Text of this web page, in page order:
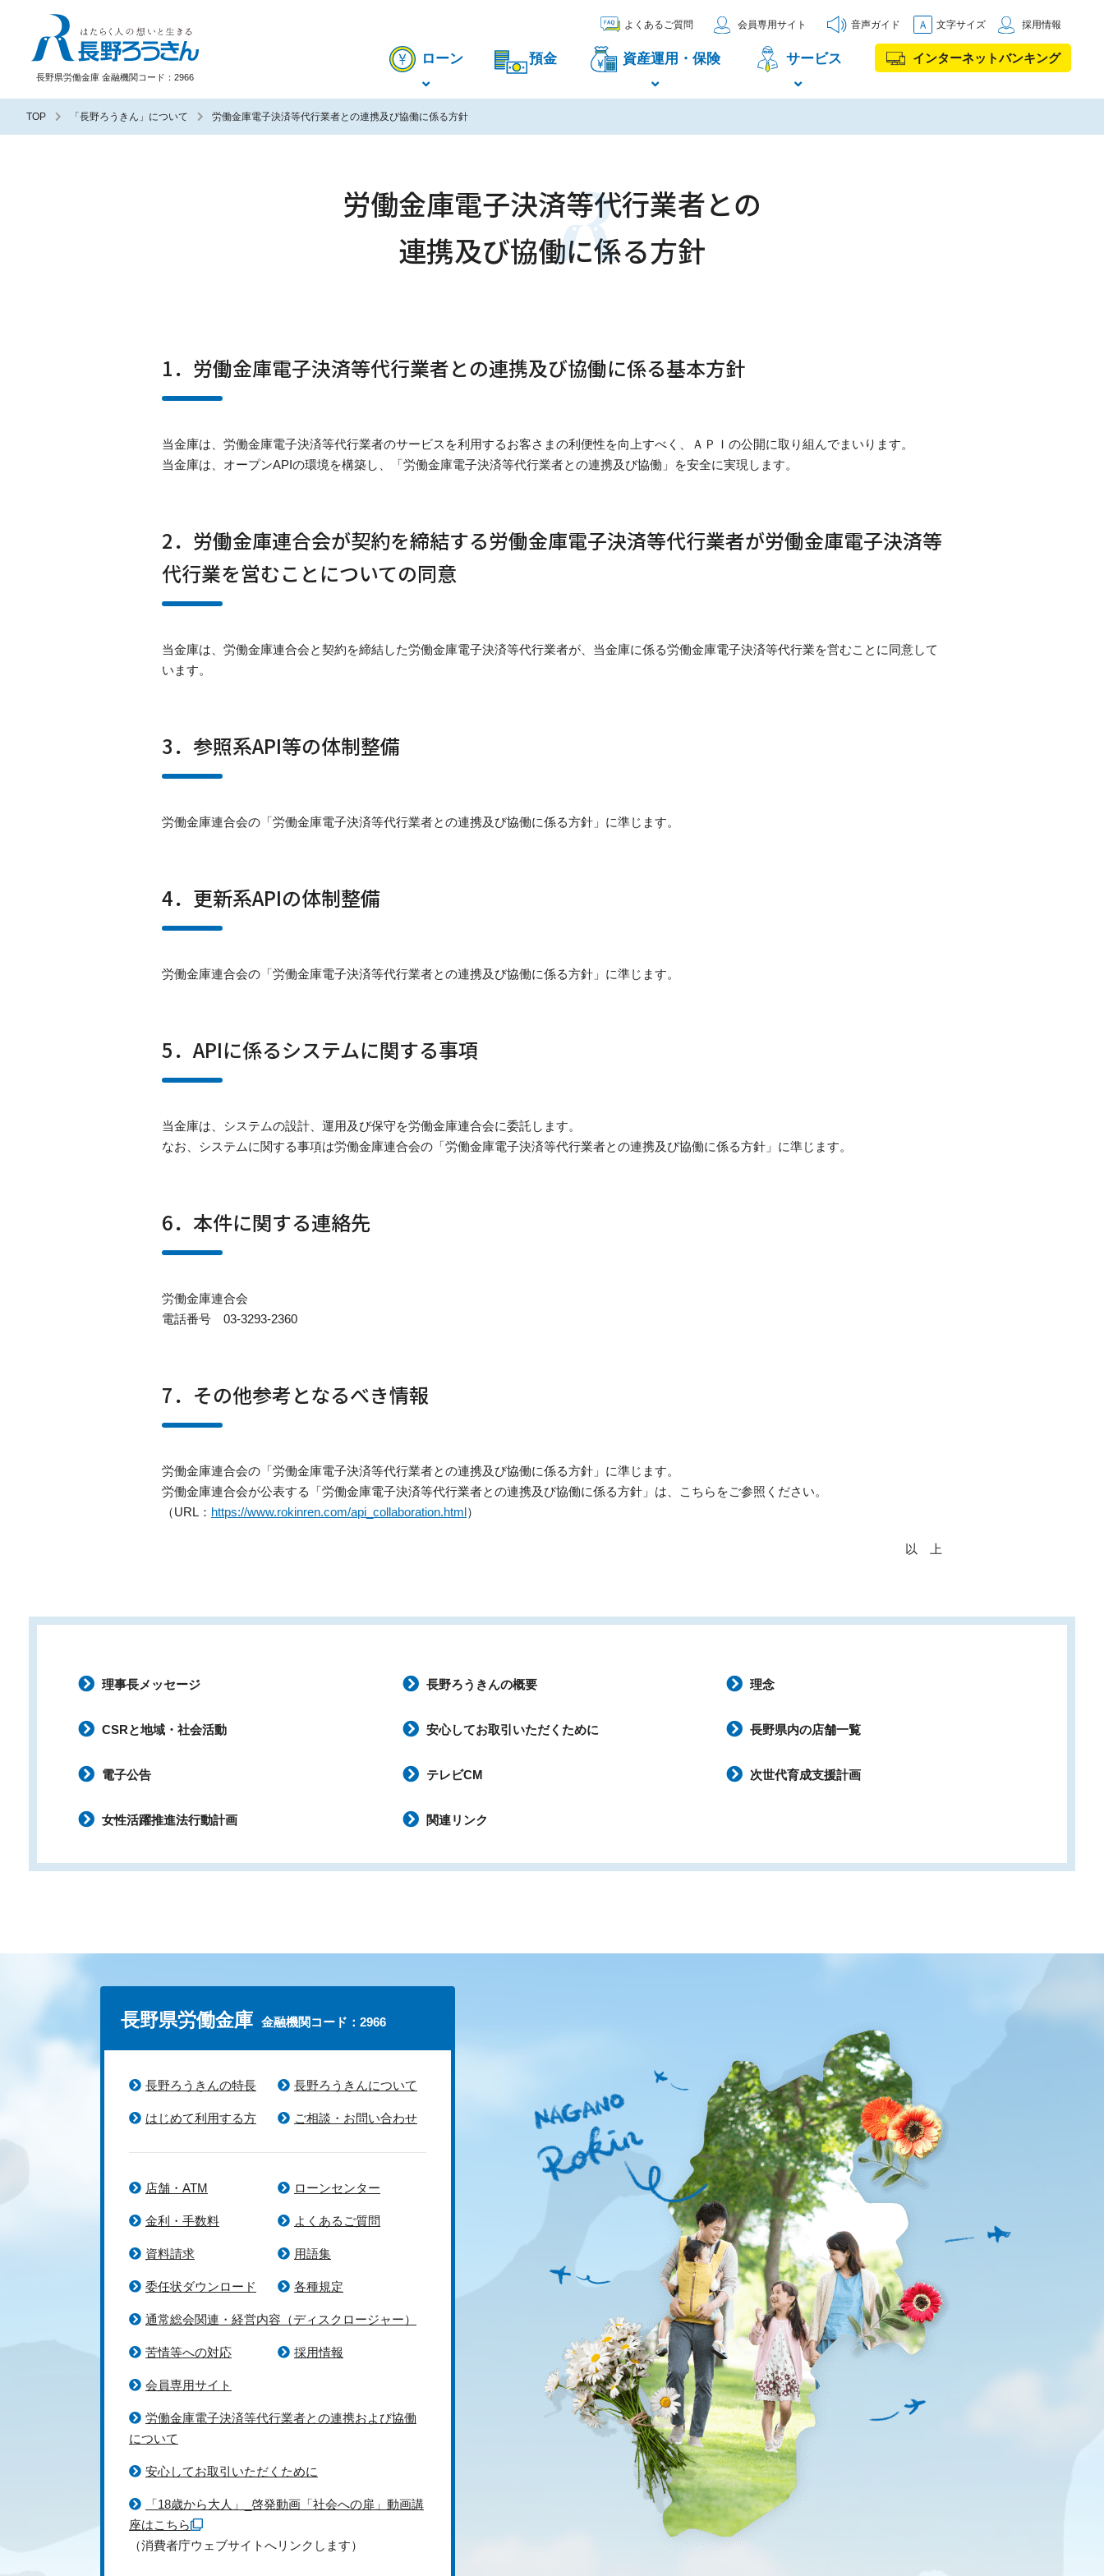
長野県労働金庫 金融機関コード：2966
ローン 預金 資産運用・保険 サービス インターネットバンキング
よくあるご質問 会員専用サイト 音声ガイド 文字サイズ 採用情報
TOP 「長野ろうきん」について 労働金庫電子決済等代行業者との連携及び協働に係る方針
労働金庫電子決済等代行業者との
連携及び協働に係る方針
1．労働金庫電子決済等代行業者との連携及び協働に係る基本方針
当金庫は、労働金庫電子決済等代行業者のサービスを利用するお客さまの利便性を向上すべく、ＡＰＩの公開に取り組んでまいります。
当金庫は、オープンAPIの環境を構築し、「労働金庫電子決済等代行業者との連携及び協働」を安全に実現します。
2．労働金庫連合会が契約を締結する労働金庫電子決済等代行業者が労働金庫電子決済等
代行業を営むことについての同意
当金庫は、労働金庫連合会と契約を締結した労働金庫電子決済等代行業者が、当金庫に係る労働金庫電子決済等代行業を営むことに同意して
います。
3．参照系API等の体制整備
労働金庫連合会の「労働金庫電子決済等代行業者との連携及び協働に係る方針」に準じます。
4．更新系APIの体制整備
労働金庫連合会の「労働金庫電子決済等代行業者との連携及び協働に係る方針」に準じます。
5．APIに係るシステムに関する事項
当金庫は、システムの設計、運用及び保守を労働金庫連合会に委託します。
なお、システムに関する事項は労働金庫連合会の「労働金庫電子決済等代行業者との連携及び協働に係る方針」に準じます。
6．本件に関する連絡先
労働金庫連合会
電話番号 03-3293-2360
7．その他参考となるべき情報
労働金庫連合会の「労働金庫電子決済等代行業者との連携及び協働に係る方針」に準じます。
労働金庫連合会が公表する「労働金庫電子決済等代行業者との連携及び協働に係る方針」は、こちらをご参照ください。
（URL： https://www.rokinren.com/api_collaboration.html）
以 上
理事長メッセージ 長野ろうきんの概要 理念
CSRと地域・社会活動 安心してお取引いただくために 長野県内の店舗一覧
電子公告 テレビCM 次世代育成支援計画
女性活躍推進法行動計画 関連リンク
長野県労働金庫 金融機関コード：2966
長野ろうきんの特長 長野ろうきんについて
はじめて利用する方 ご相談・お問い合わせ
店舗・ATM ローンセンター
金利・手数料 よくあるご質問
資料請求 用語集
委任状ダウンロード 各種規定
通常総会関連・経営内容（ディスクロージャー）
苦情等への対応 採用情報
会員専用サイト
労働金庫電子決済等代行業者との連携および協働
について
安心してお取引いただくために
「18歳から大人」_啓発動画「社会への扉」動画講
座はこちら
（消費者庁ウェブサイトへリンクします）